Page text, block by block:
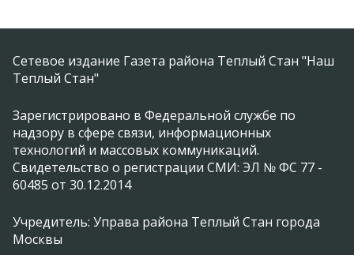
Сетевое издание Газета района Теплый Стан "Наш
Теплый Стан"
Зарегистрировано в Федеральной службе по
надзору в сфере связи, информационных
технологий и массовых коммуникаций.
Свидетельство о регистрации СМИ: ЭЛ № ФС 77 -
60485 от 30.12.2014
Учредитель: Управа района Теплый Стан города
Москвы